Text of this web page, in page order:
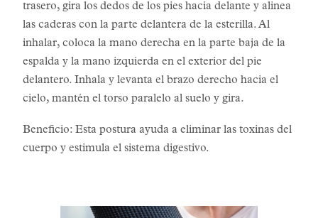
trasero, gira los dedos de los pies hacia delante y alinea
las caderas con la parte delantera de la esterilla. Al
inhalar, coloca la mano derecha en la parte baja de la
espalda y la mano izquierda en el exterior del pie
delantero. Inhala y levanta el brazo derecho hacia el
cielo, mantén el torso paralelo al suelo y gira.
Beneficio: Esta postura ayuda a eliminar las toxinas del
cuerpo y estimula el sistema digestivo.